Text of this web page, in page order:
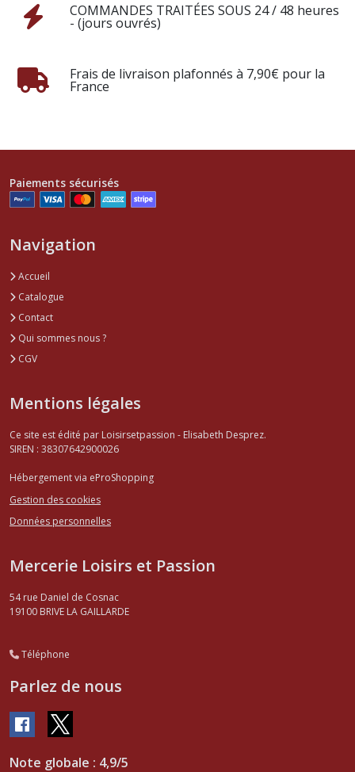
COMMANDES TRAITÉES SOUS 24 / 48 heures
- (jours ouvrés)
Frais de livraison plafonnés à 7,90€ pour la
France
Paiements sécurisés
Navigation
Accueil
Catalogue
Contact
Qui sommes nous ?
CGV
Mentions légales
Ce site est édité par Loisirsetpassion - Elisabeth Desprez.
SIREN : 38307642900026
Hébergement via eProShopping
Gestion des cookies
Données personnelles
Mercerie Loisirs et Passion
54 rue Daniel de Cosnac
19100 BRIVE LA GAILLARDE
Téléphone
Parlez de nous
Note globale : 4,9/5